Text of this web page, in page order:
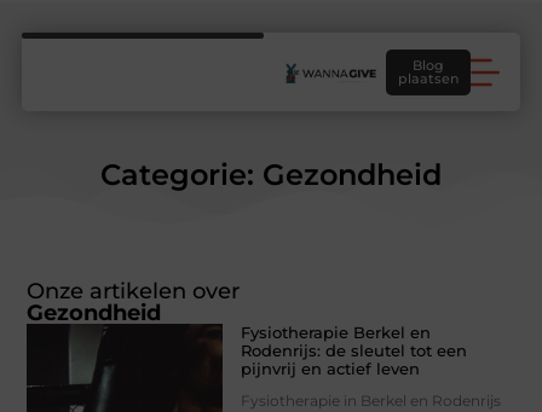
Blog
plaatsen
Categorie: Gezondheid
Onze artikelen over
Gezondheid
Fysiotherapie Berkel en
Rodenrijs: de sleutel tot een
pijnvrij en actief leven
Fysiotherapie in Berkel en Rodenrijs